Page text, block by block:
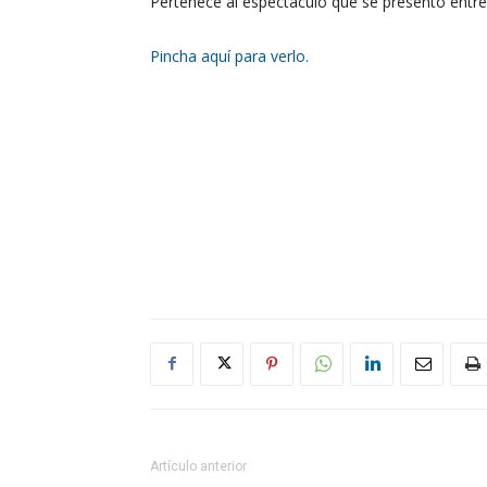
Pincha aquí para verlo.
Artículo anterior